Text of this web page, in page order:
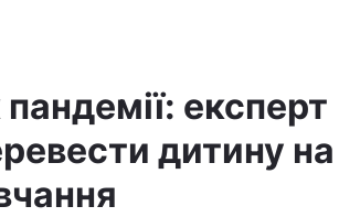
експерт
дитину на